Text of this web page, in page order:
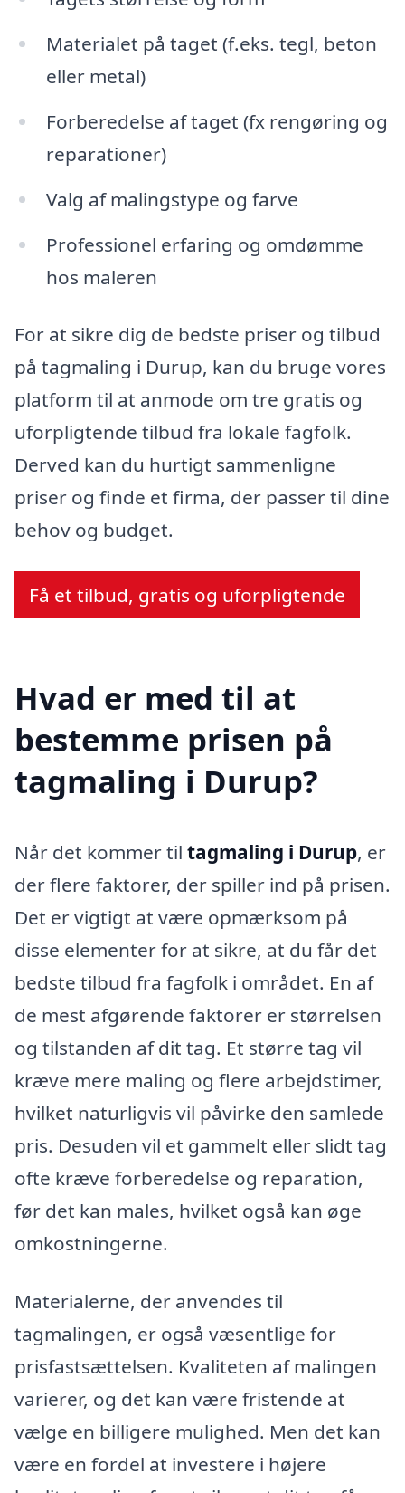
Materialet på taget (f.eks. tegl, beton
eller metal)
Forberedelse af taget (fx rengøring og
reparationer)
Valg af malingstype og farve
Professionel erfaring og omdømme
hos maleren
For at sikre dig de bedste priser og tilbud
på tagmaling i Durup, kan du bruge vores
platform til at anmode om tre gratis og
uforpligtende tilbud fra lokale fagfolk.
Derved kan du hurtigt sammenligne
priser og finde et firma, der passer til dine
behov og budget.
Få et tilbud, gratis og uforpligtende
Hvad er med til at
bestemme prisen på
tagmaling i Durup?
Når det kommer til tagmaling i Durup, er
der flere faktorer, der spiller ind på prisen.
Det er vigtigt at være opmærksom på
disse elementer for at sikre, at du får det
bedste tilbud fra fagfolk i området. En af
de mest afgørende faktorer er størrelsen
og tilstanden af dit tag. Et større tag vil
kræve mere maling og flere arbejdstimer,
hvilket naturligvis vil påvirke den samlede
pris. Desuden vil et gammelt eller slidt tag
ofte kræve forberedelse og reparation,
før det kan males, hvilket også kan øge
omkostningerne.
Materialerne, der anvendes til
tagmalingen, er også væsentlige for
prisfastsættelsen. Kvaliteten af malingen
varierer, og det kan være fristende at
vælge en billigere mulighed. Men det kan
være en fordel at investere i højere